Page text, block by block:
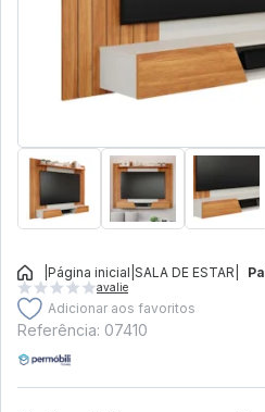
Página inicial SALA DE ESTAR
avalie
Adicionar aos favoritos
Referência: 07410